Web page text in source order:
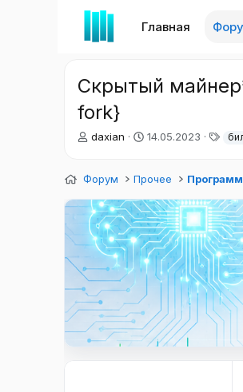
Главная
Скрытый
fork}
А
о
т
е
м
ы
daxian
Д
а
а
ч
а
л
а
14.05.2023
Т
и
Форум Прочее